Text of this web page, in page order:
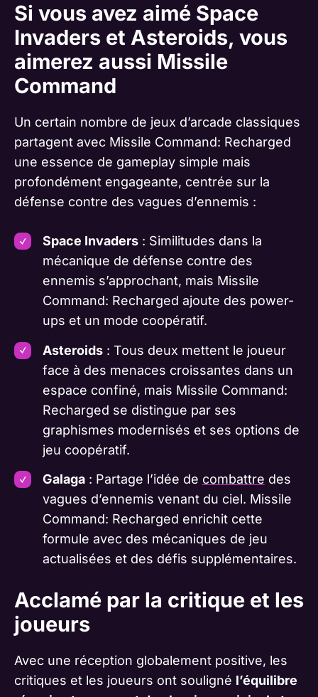
Si vous avez aimé Space
Invaders et Asteroids, vous
aimerez aussi Missile
Command
Un certain nombre de jeux d’arcade classiques
partagent avec Missile Command: Recharged
une essence de gameplay simple mais
profondément engageante, centrée sur la
défense contre des vagues d’ennemis :
Space Invaders: Similitudes dans la
mécanique de défense contre des
ennemis s’approchant, mais Missile
Command: Recharged ajoute des power-
ups et un mode coopératif.
Asteroids: Tous deux mettent le joueur
face à des menaces croissantes dans un
espace confiné, mais Missile Command:
Recharged se distingue par ses
graphismes modernisés et ses options de
jeu coopératif.
Galaga: Partage l’idée de combattre des
vagues d’ennemis venant du ciel. Missile
Command: Recharged enrichit cette
formule avec des mécaniques de jeu
actualisées et des défis supplémentaires.
Acclamé par la critique et les
joueurs
Avec une réception globalement positive, les
critiques et les joueurs ont souligné l’équilibre